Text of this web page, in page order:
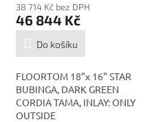
38 714 Kč bez DPH
46 844 Kč
Do košíku
FLOORTOM 18"x 16" STAR
BUBINGA, DARK GREEN
CORDIA TAMA, INLAY: ONLY
OUTSIDE